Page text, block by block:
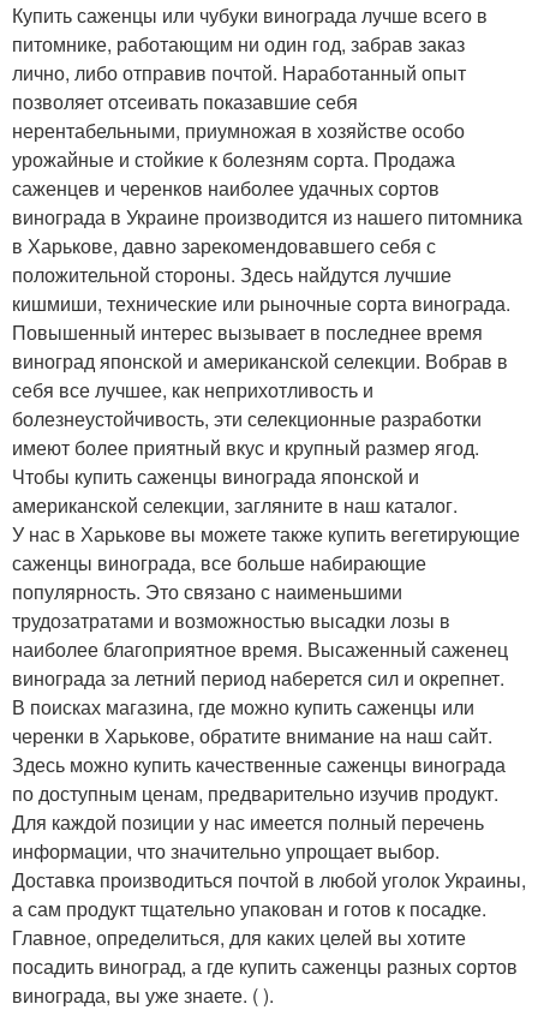
Купить саженцы или чубуки винограда лучше всего в
питомнике, работающим ни один год, забрав заказ
лично, либо отправив почтой. Наработанный опыт
позволяет отсеивать показавшие себя
нерентабельными, приумножая в хозяйстве особо
урожайные и стойкие к болезням сорта. Продажа
саженцев и черенков наиболее удачных сортов
винограда в Украине производится из нашего питомника
в Харькове, давно зарекомендовавшего себя с
положительной стороны. Здесь найдутся лучшие
кишмиши, технические или рыночные сорта винограда.
Повышенный интерес вызывает в последнее время
виноград японской и американской селекции. Вобрав в
себя все лучшее, как неприхотливость и
болезнеустойчивость, эти селекционные разработки
имеют более приятный вкус и крупный размер ягод.
Чтобы купить саженцы винограда японской и
американской селекции, загляните в наш каталог.
У нас в Харькове вы можете также купить вегетирующие
саженцы винограда, все больше набирающие
популярность. Это связано с наименьшими
трудозатратами и возможностью высадки лозы в
наиболее благоприятное время. Высаженный саженец
винограда за летний период наберется сил и окрепнет.
В поисках магазина, где можно купить саженцы или
черенки в Харькове, обратите внимание на наш сайт.
Здесь можно купить качественные саженцы винограда
по доступным ценам, предварительно изучив продукт.
Для каждой позиции у нас имеется полный перечень
информации, что значительно упрощает выбор.
Доставка производиться почтой в любой уголок Украины,
а сам продукт тщательно упакован и готов к посадке.
Главное, определиться, для каких целей вы хотите
посадить виноград, а где купить саженцы разных сортов
винограда, вы уже знаете. ( ).